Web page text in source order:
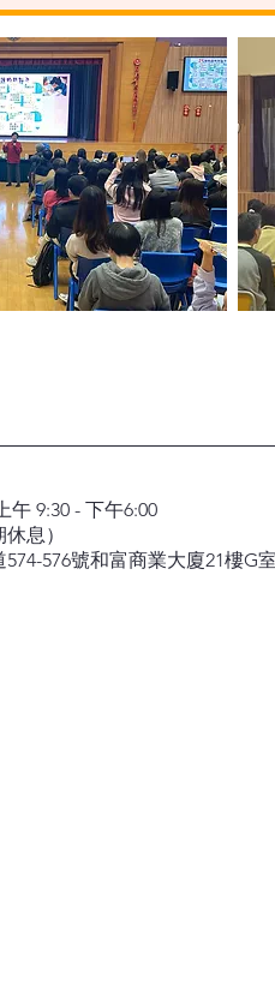
正向引導關愛
「給孩子一點
：禱告的三種向度：祈求、
女性自我照顧
幸福婚姻 快樂
給孩子最好的禮物 -
9:30 - 下午6:00
息）
576號和富商業大廈21樓G室